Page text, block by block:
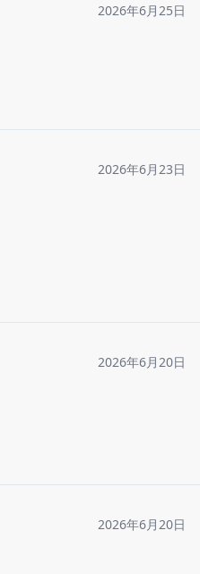
2026年6月25日
2026年6月23日
2026年6月20日
2026年6月20日